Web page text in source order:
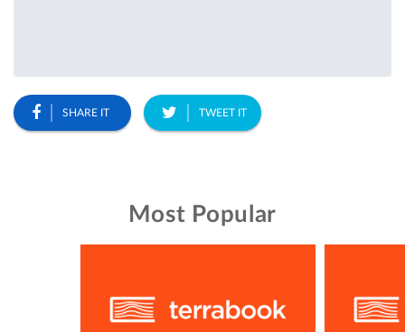
SHARE IT TWEET IT
Most Popular